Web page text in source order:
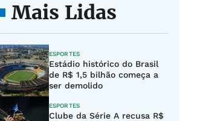
Mais Lidas
ESPORTES
Estádio histórico do Brasil
de R$ 1,5 bilhão começa a
ser demolido
ESPORTES
Clube da Série A recusa R$